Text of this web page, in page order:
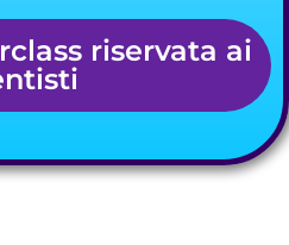
riservata ai